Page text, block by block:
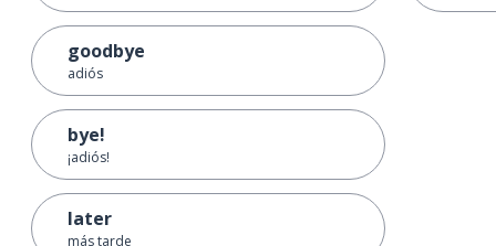
goodbye
adiós
bye!
¡adiós!
later
más tarde